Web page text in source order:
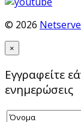
© 2026
×
Εγγραφείτε
ενημερώσεις